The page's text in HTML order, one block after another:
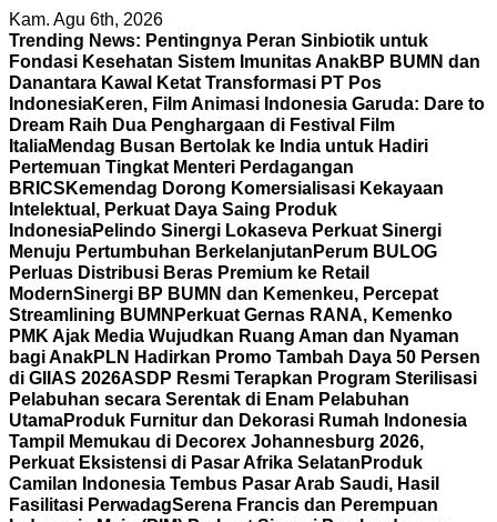
Skip
to
content
Kam. Agu 6th, 2026
Trending News: Pentingnya Peran Sinbiotik untuk
Fondasi Kesehatan Sistem Imunitas AnakBP BUMN dan
Danantara Kawal Ketat Transformasi PT Pos
IndonesiaKeren, Film Animasi Indonesia Garuda: Dare to
Dream Raih Dua Penghargaan di Festival Film
ItaliaMendag Busan Bertolak ke India untuk Hadiri
Pertemuan Tingkat Menteri Perdagangan
BRICS Kemendag Dorong Komersialisasi Kekayaan
Intelektual, Perkuat Daya Saing Produk
IndonesiaPelindo Sinergi Lokaseva Perkuat Sinergi
Menuju Pertumbuhan Berkelanjutan Perum BULOG
Perluas Distribusi Beras Premium ke Retail
ModernSinergi BP BUMN dan Kemenkeu, Percepat
Streamlining BUMN Perkuat Gernas RANA, Kemenko
PMK Ajak Media Wujudkan Ruang Aman dan Nyaman
bagi AnakPLN Hadirkan Promo Tambah Daya 50 Persen
di GIIAS 2026ASDP Resmi Terapkan Program Sterilisasi
Pelabuhan secara Serentak di Enam Pelabuhan
UtamaProduk Furnitur dan Dekorasi Rumah Indonesia
Tampil Memukau di Decorex Johannesburg 2026,
Perkuat Eksistensi di Pasar Afrika Selatan Produk
Camilan Indonesia Tembus Pasar Arab Saudi, Hasil
Fasilitasi PerwadagSerena Francis dan Perempuan